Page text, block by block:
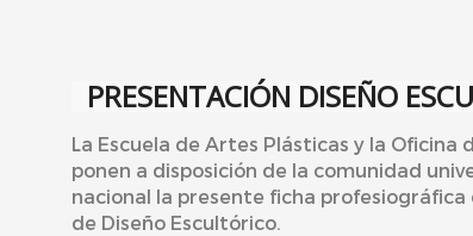
PRESENTACIÓN DISEÑO
La Escuela de Artes Plásticas y la Oficina
ponen a disposición de la comunidad
nacional la presente ficha profesiográfica
de Diseño Escultórico.